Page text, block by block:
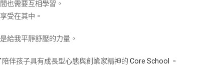
也需要互相學習。
受在其中。
給我平靜舒壓的力量。
伴孩子具有成長型心態與創業家精神的 Core School 。